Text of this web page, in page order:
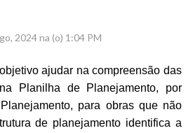
2024 na (o) 1:04 PM
ajudar na compreensão das
Planilha de Planejamento, por
para obras que não
de planejamento identifica a